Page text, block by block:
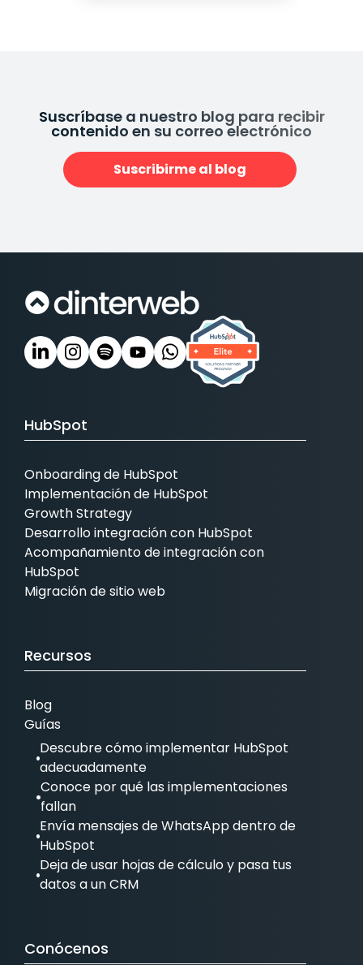
Suscríbase a nuestro blog para recibir
contenido en su correo electrónico
Suscribirme al blog
HubSpot
Onboarding de HubSpot
Implementación de HubSpot
Growth Strategy
Desarrollo integración con HubSpot
Acompañamiento de integración con
HubSpot
Migración de sitio web
Recursos
Blog
Guías
Descubre cómo implementar HubSpot
adecuadamente
Conoce por qué las implementaciones
fallan
Envía mensajes de WhatsApp dentro de
HubSpot
Deja de usar hojas de cálculo y pasa tus
datos a un CRM
Conócenos